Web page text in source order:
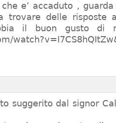
e’ accaduto , guarda
trovare delle risposte
il buon gusto di
suggerito dal signor